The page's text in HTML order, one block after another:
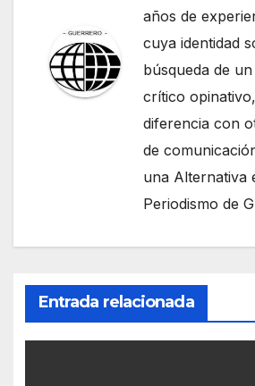
años de
cuya identidad
búsqueda de
crítico
diferencia con
de
una Alternativa
Periodismo de
Entrada relacionada